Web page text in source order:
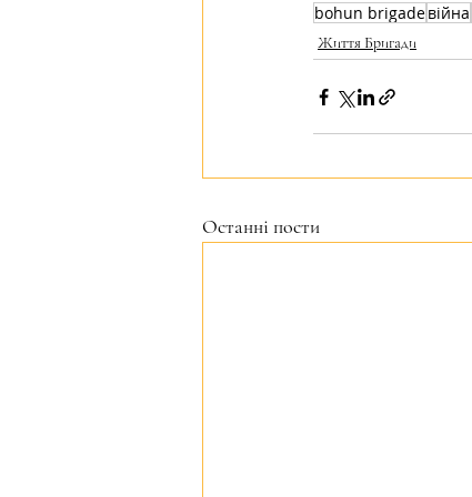
bohun brigadeвійна
Життя Бригади
Останні пости